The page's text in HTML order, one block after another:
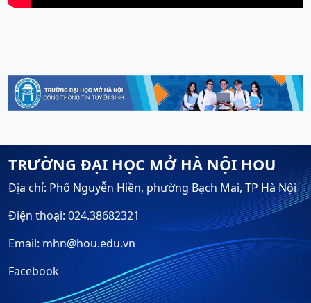
TRƯỜNG ĐẠI HỌC MỞ HÀ NỘI HOU
Địa chỉ: Phố Nguyễn Hiền, phường Bạch Mai, TP Hà Nội
Điện thoại: 024.38682321
Email: mhn@hou.edu.vn
Facebook